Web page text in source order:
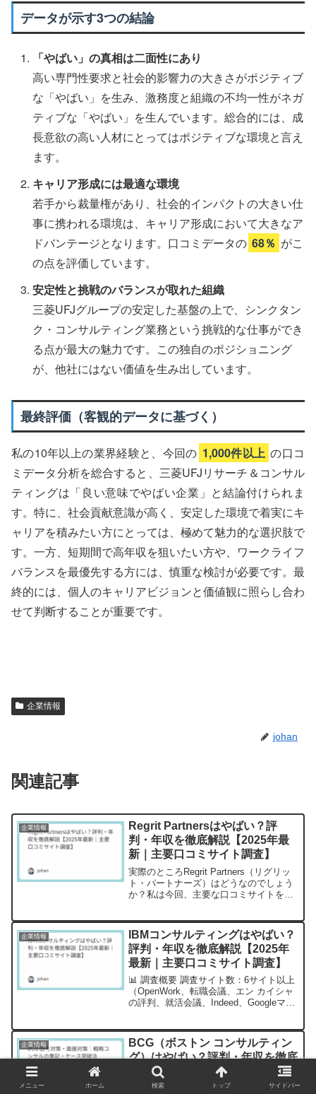
データが示す3つの結論
「やばい」の真相は二面性にあり
高い専門性要求と社会的影響力の大きさがポジティブ
な「やばい」を生み、激務度と組織の不均一性がネガ
ティブな「やばい」を生んでいます。総合的には、成
長意欲の高い人材にとってはポジティブな環境と言え
ます。
キャリア形成には最適な環境
若手から裁量権があり、社会的インパクトの大きい仕
事に携われる環境は、キャリア形成において大きなア
ドバンテージとなります。口コミデータの 68％ がこ
の点を評価しています。
安定性と挑戦のバランスが取れた組織
三菱UFJグループの安定した基盤の上で、シンクタン
ク・コンサルティング業務という挑戦的な仕事ができ
る点が最大の魅力です。この独自のポジショニング
が、他社にはない価値を生み出しています。
最終評価（客観的データに基づく）
私の10年以上の業界経験と、今回の 1,000件以上 の口コ
ミデータ分析を総合すると、三菱UFJリサーチ＆コンサル
ティングは「良い意味でやばい企業」と結論付けられま
す。特に、社会貢献意識が高く、安定した環境で着実にキ
ャリアを積みたい方にとっては、極めて魅力的な選択肢で
す。一方、短期間で高年収を狙いたい方や、ワークライフ
バランスを最優先する方には、慎重な検討が必要です。最
終的には、個人のキャリアビジョンと価値観に照らし合わ
せて判断することが重要です。
企業情報
johan
関連記事
企業情報
Regrit Partnersはやばい？評
判・年収を徹底解説【2025年最
新｜主要口コミサイト調査】
実際のところRegrit Partners（リグリッ
ト・パートナーズ）はどうなのでしょう
か？私は今回、主要な口コミサイトを徹
数：7サイト（OpenWork、転職会議、...
企業情報
IBMコンサルティングはやばい？
評判・年収を徹底解説【2025年
最新｜主要口コミサイト調査】
📊 調査概要 調査サイト数：6サイト以上
（OpenWork、転職会議、エン カイシャ
の評判、就活会議、Indeed、Googleマッ
評価：3.6/5....
企業情報
BCG（ボストン コンサルティン
グ）はやばい？評判・年収を徹底
解説【2025年最新｜主要口コミ
サイト調査】
「BCG（ボストン コンサルティング グ
メニュー ホーム 検索 トップ サイドバー